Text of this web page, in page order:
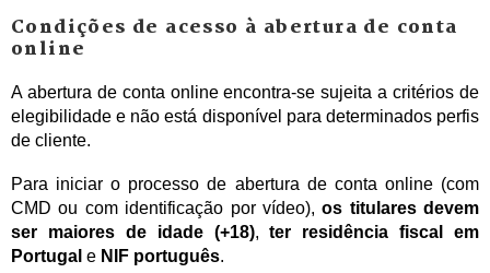
Condições de acesso à abertura de conta
online
A abertura de conta online encontra-se sujeita a critérios de
elegibilidade e não está disponível para determinados perfis
de cliente.
Para iniciar o processo de abertura de conta online (com
CMD ou com identificação por vídeo),os titulares devem
ser maiores de idade (+18),ter residência fiscal em
Portugal e NIF português.